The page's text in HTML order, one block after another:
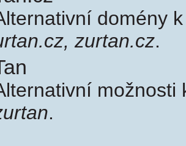
domény
zurtan.cz.
možnosti
.